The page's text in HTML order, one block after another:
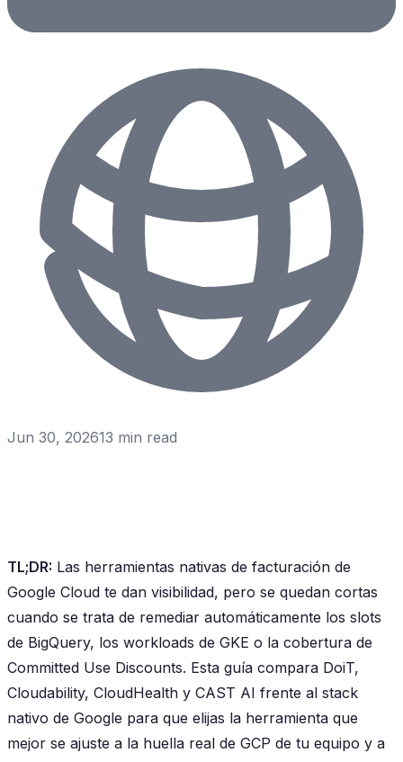
Jun 30, 202613 min read
TL;DR: Las herramientas nativas de facturación de
Google Cloud te dan visibilidad, pero se quedan cortas
cuando se trata de remediar automáticamente los slots
de BigQuery, los workloads de GKE o la cobertura de
Committed Use Discounts. Esta guía compara DoiT,
Cloudability, CloudHealth y CAST AI frente al stack
nativo de Google para que elijas la herramienta que
mejor se ajuste a la huella real de GCP de tu equipo y a